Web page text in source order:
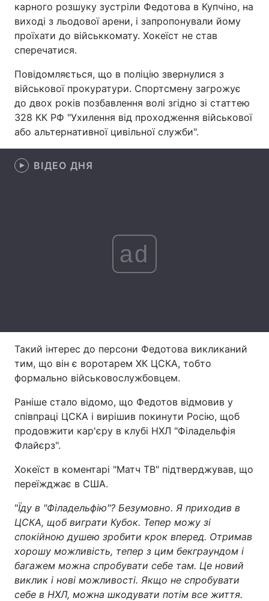
Спорт Наука
Техно і зв'язок Лайт
Здоров'я Туризм
Цікавинки Погода
Екологія Регіони
Лонгріди
Думки
Вакансії
Тема оформлення
карного розшуку зустріли Федотова в Купчіно, на
виході з льодової арени, і запропонували йому
проїхати до військкомату. Хокеїст не став
сперечатися.
Повідомляється, що в поліцію звернулися з
військової прокуратури. Спортсмену загрожує
до двох років позбавлення волі згідно зі статтею
328 КК РФ "Ухилення від проходження військової
або альтернативної цивільної служби".
ВІДЕО ДНЯ
ad
Такий інтерес до персони Федотова викликаний
тим, що він є воротарем ХК ЦСКА, тобто
формально військовослужбовцем.
Раніше стало відомо, що Федотов відмовив у
співпраці ЦСКА і вирішив покинути Росію, щоб
продовжити кар'єру в клубі НХЛ "Філадельфія
Флайєрз".
Хокеїст в коментарі "Матч ТВ" підтверджував, що
переїжджає в США.
"Їду в "Філадельфію"? Безумовно. Я приходив в
ЦСКА, щоб виграти Кубок. Тепер можу зі
спокійною душею зробити крок вперед. Отримав
хорошу можливість, тепер з цим бекграундом і
багажем можна спробувати себе там. Це новий
виклик і нові можливості. Якщо не спробувати
себе в НХЛ, можна шкодувати потім все життя.